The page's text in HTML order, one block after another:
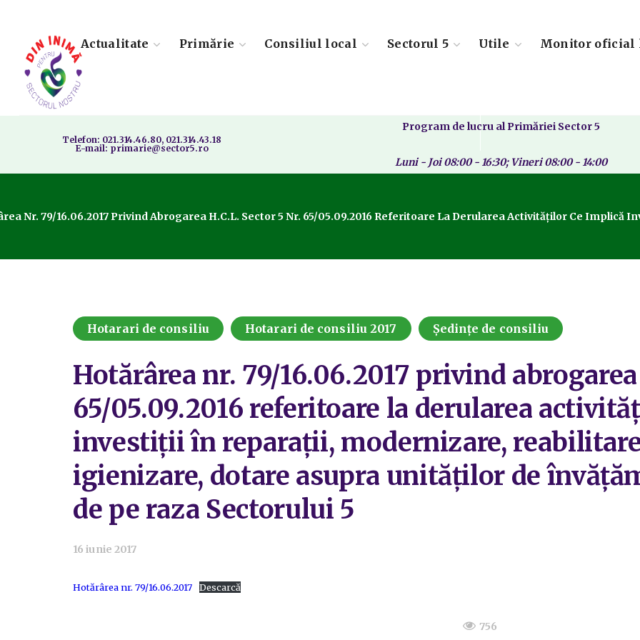
Actualitate Primărie Consiliul local Sectorul 5 Utile Monitor oficial
Telefon: 021.314.46.80, 021.314.43.18
E-mail: primarie@sector5.ro
Program de lucru al Primăriei Sector 5
Luni - Joi 08:00 - 16:30; Vineri 08:00 - 14:00
Nr. 79/16.06.2017 Privind Abrogarea H.C.L. Sector 5 Nr. 65/05.09.2016 Referitoare La Derularea Activităților Ce
Hotarari de consiliu Hotarari de consiliu 2017 Ședințe de consiliu
Hotărârea nr. 79/16.06.2017 privind
65/05.09.2016 referitoare la derularea
investiții în reparații, modernizare,
igienizare, dotare asupra unităților de
de pe raza Sectorului 5
16 iunie 2017
Hotărârea nr. 79/16.06.2017 Descarcă
756